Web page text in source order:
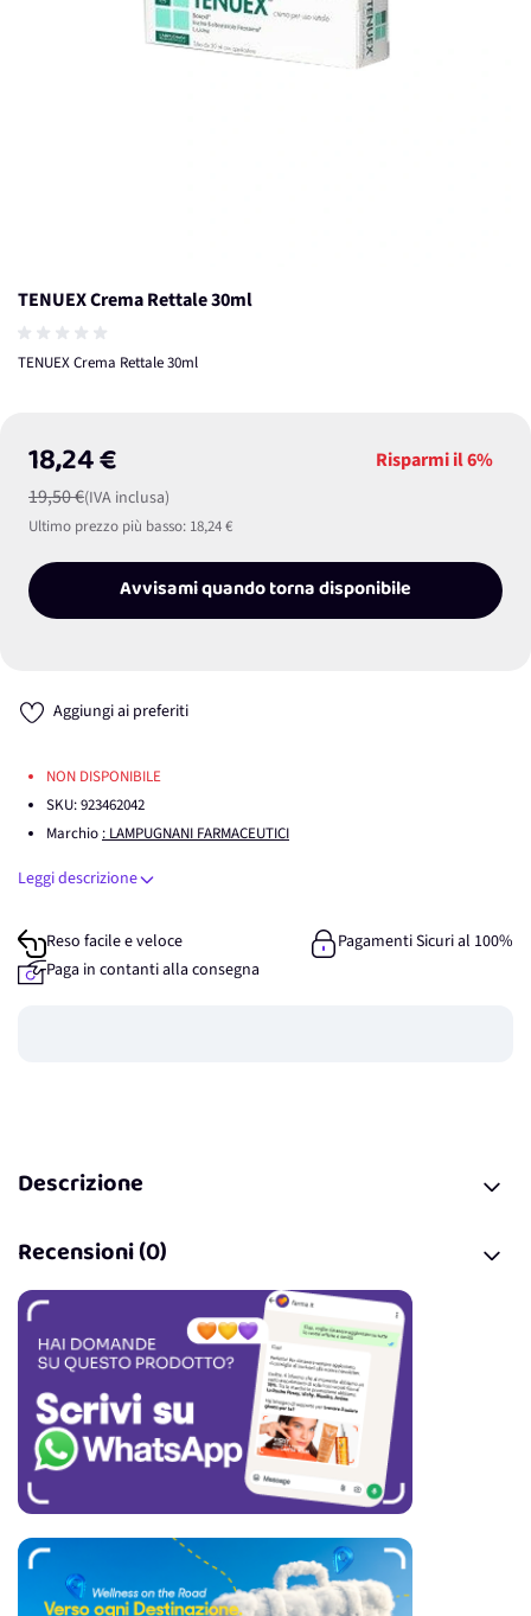
TENUEX Crema Rettale 30ml
TENUEX Crema Rettale 30ml
18,24 €
19,50 €(IVA inclusa)
Risparmi il6%
Ultimo prezzo più basso: 18,24 €
Avvisami quando torna disponibile
Aggiungi ai preferiti
NON DISPONIBILE
SKU:923462042
Marchio : LAMPUGNANI FARMACEUTICI
Leggi descrizione
Reso facile e veloce
Pagamenti Sicuri al 100%
Paga in contanti alla consegna
Descrizione
Recensioni (0)